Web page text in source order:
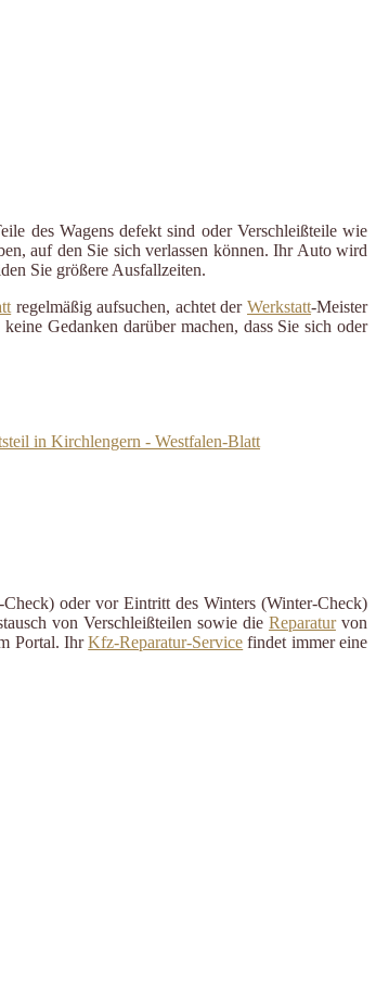
des Wagens defekt sind oder Verschleißteile wie
auf den Sie sich verlassen können. Ihr Auto wird
Sie größere Ausfallzeiten.
regelmäßig aufsuchen, achtet derWerkstatt-Meister
Gedanken darüber machen, dass Sie sich oder
in Kirchlengern - Westfalen-Blatt
oder vor Eintritt des Winters (Winter-Check)
von Verschleißteilen sowie die Reparaturvon
Portal. IhrKfz-Reparatur-Service findet immer eine